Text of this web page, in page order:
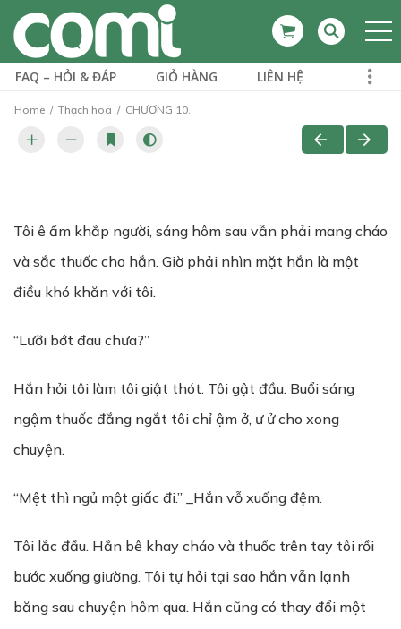
FAQ – HỎI & ĐÁP GIỎ HÀNG LIÊN HỆ
Home Thạch hoa CHƯƠNG 10.
Tôi ê ẩm khắp người, sáng hôm sau vẫn phải mang cháo
và sắc thuốc cho hắn. Giờ phải nhìn mặt hắn là một
điều khó khăn với tôi.
“Lưỡi bớt đau chưa?”
Hắn hỏi tôi làm tôi giật thót. Tôi gật đầu. Buổi sáng
ngậm thuốc đắng ngắt tôi chỉ ậm ở, ư ử cho xong
chuyện.
“Mệt thì ngủ một giấc đi.” _Hắn vỗ xuống đệm.
Tôi lắc đầu. Hắn bê khay cháo và thuốc trên tay tôi rồi
bước xuống giường. Tôi tự hỏi tại sao hắn vẫn lạnh
băng sau chuyện hôm qua. Hắn cũng có thay đổi một